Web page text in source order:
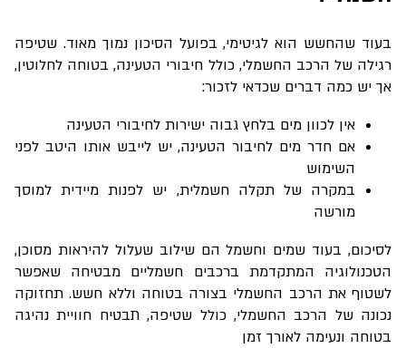
בעוד שהחשש הוא לגיטימי, בפועל הסיכון נמוך מאוד. שטיפה
רגילה של הרכב החשמלי, כולל חיבורי הטעינה, בטוחה לחלוטין,
אך יש כמה דברים שכדאי לזכור:
אין לכוון מים בלחץ גבוה ישירות לחיבורי הטעינה
אם חדר מים לחיבור הטעינה, יש לייבש אותו היטב לפני
השימוש
במקרה של תקלה חשמלית, יש לפנות מיידית למוסך
מורשה
לסיכום, בעוד שמים וחשמל הם שילוב שעלול להיראות מסוכן,
הטכנולוגיה המתקדמת ברכבים חשמליים מבטיחה שאפשר
לשטוף את הרכב החשמלי בצורה בטוחה וללא חשש. תחזוקה
נכונה של הרכב החשמלי, כולל שטיפה, תבטיח חוויית נהיגה
בטוחה ונעימה לאורך זמן